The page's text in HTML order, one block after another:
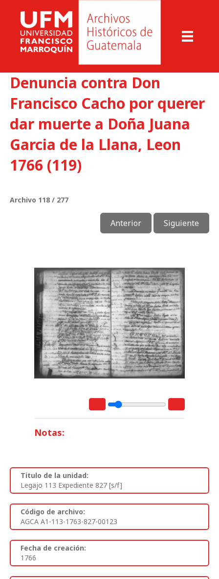
Denuncia contra Don
Francisco Cacho por querer
dar muerte a Doña Juana
Garcia de la Llana, Leon
1766 (119)
Archivo 118 / 277
Anterior Siguiente
Notas:
Titulo de la unidad:
Legajo 113 Expediente 827 [s/f]
Código de archivo:
AGCA A1-113-1763-827-00123
Fecha de creación:
1766